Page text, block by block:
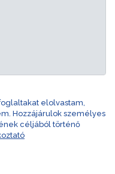
elolvastam,
Hozzájárulok személyes
céljából történő